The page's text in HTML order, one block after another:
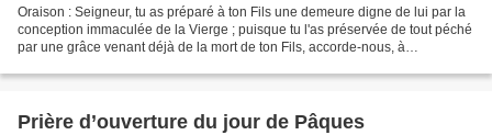
Oraison : Seigneur, tu as préparé à ton Fils une demeure digne de lui par la
conception immaculée de la Vierge ; puisque tu l'as préservée de tout péché
par une grâce venant déjà de la mort de ton Fils, accorde-nous, à
Prière d’ouverture du jour de Pâques